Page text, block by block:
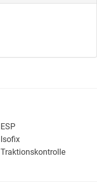
ESP
Isofix
Traktionskontrolle